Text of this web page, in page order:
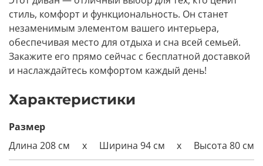
стиль, комфорт и функциональность. Он станет
незаменимым элементом вашего интерьера,
обеспечивая место для отдыха и сна всей семьей.
Закажите его прямо сейчас с бесплатной доставкой
и наслаждайтесь комфортом каждый день!
Характеристики
Размер
Длина 208 см
x Ширина 94 см x Высота 80 см